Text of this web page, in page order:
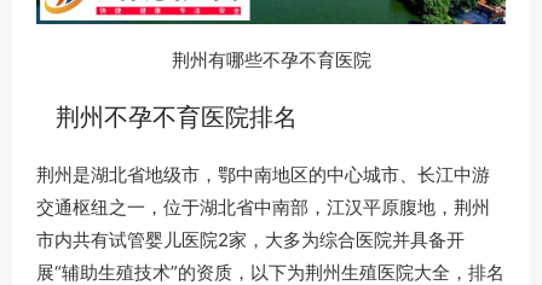
荆州有哪些不孕不育医院
荆州不孕不育医院排名
荆州是湖北省地级市，鄂中南地区的中心城市、长江中游
交通枢纽之一，位于湖北省中南部，江汉平原腹地，荆州
市内共有试管婴儿医院2家，大多为综合医院并具备开
展“辅助生殖技术”的资质，以下为荆州生殖医院大全，排名